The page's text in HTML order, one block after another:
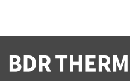
Вы соглашаетесь с
конфеденциальности